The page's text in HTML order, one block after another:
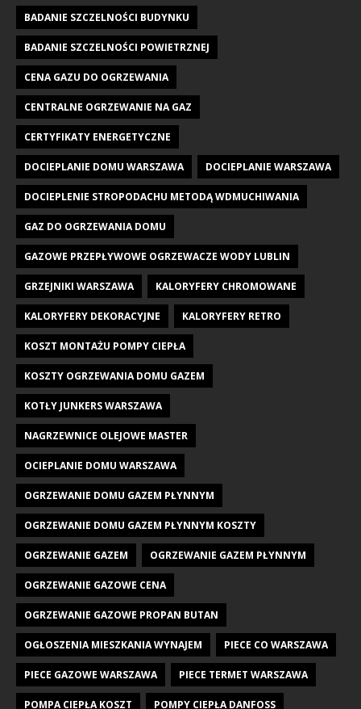
BADANIE SZCZELNOŚCI BUDYNKU
BADANIE SZCZELNOŚCI POWIETRZNEJ
CENA GAZU DO OGRZEWANIA
CENTRALNE OGRZEWANIE NA GAZ
CERTYFIKATY ENERGETYCZNE
DOCIEPLANIE DOMU WARSZAWA DOCIEPLANIE WARSZAWA
DOCIEPLENIE STROPODACHU METODĄ WDMUCHIWANIA
GAZ DO OGRZEWANIA DOMU
GAZOWE PRZEPŁYWOWE OGRZEWACZE WODY LUBLIN
GRZEJNIKI WARSZAWA KALORYFERY CHROMOWANE
KALORYFERY DEKORACYJNE KALORYFERY RETRO
KOSZT MONTAŻU POMPY CIEPŁA
KOSZTY OGRZEWANIA DOMU GAZEM
KOTŁY JUNKERS WARSZAWA
NAGRZEWNICE OLEJOWE MASTER
OCIEPLANIE DOMU WARSZAWA
OGRZEWANIE DOMU GAZEM PŁYNNYM
OGRZEWANIE DOMU GAZEM PŁYNNYM KOSZTY
OGRZEWANIE GAZEM OGRZEWANIE GAZEM PŁYNNYM
OGRZEWANIE GAZOWE CENA
OGRZEWANIE GAZOWE PROPAN BUTAN
OGŁOSZENIA MIESZKANIA WYNAJEM PIECE CO WARSZAWA
PIECE GAZOWE WARSZAWA PIECE TERMET WARSZAWA
POMPA CIEPŁA KOSZT POMPY CIEPŁA DANFOSS